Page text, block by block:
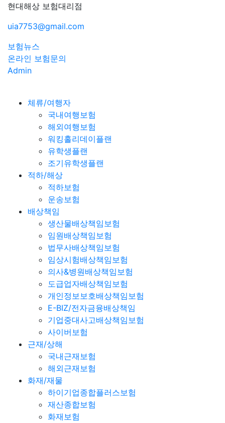
현대해상 보험대리점
uia7753@gmail.com
보험뉴스
온라인 보험문의
Admin
체류/여행자
국내여행보험
해외여행보험
워킹홀리데이플랜
유학생플랜
조기유학생플랜
적하/해상
적하보험
운송보험
배상책임
생산물배상책임보험
임원배상책임보험
법무사배상책임보험
임상시험배상책임보험
의사&병원배상책임보험
도급업자배상책임보험
개인정보보호배상책임보험
E-BIZ/전자금융배상책임
기업중대사고배상책임보험
사이버보험
근재/상해
국내근재보험
해외근재보험
화재/재물
하이기업종합플러스보험
재산종합보험
화재보험